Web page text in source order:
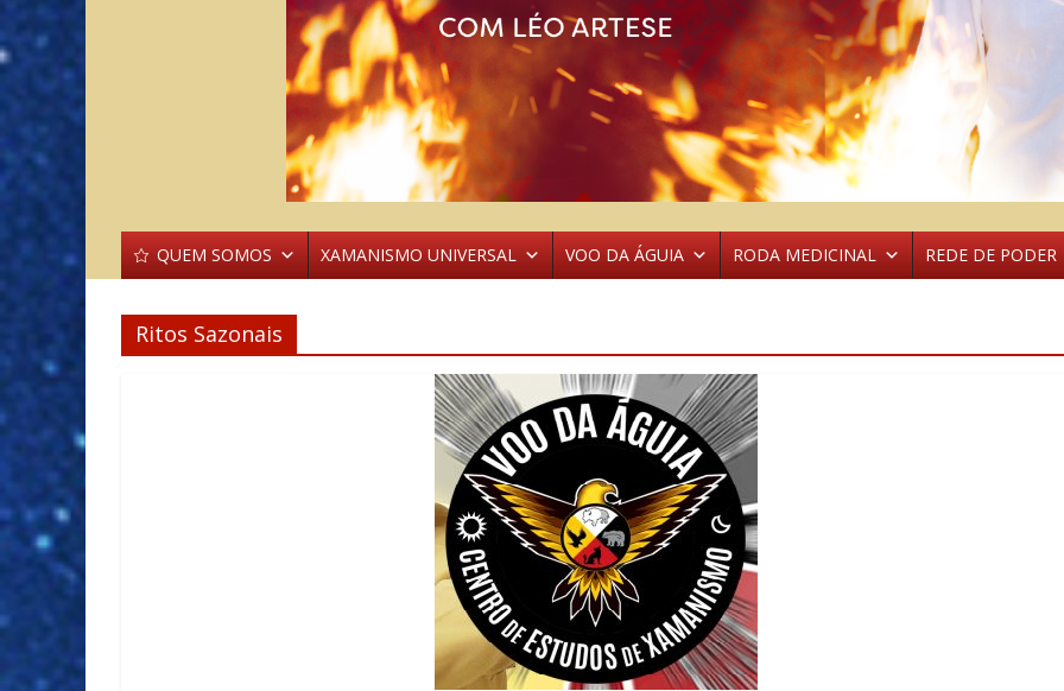
QUEM SOMOS XAMANISMO UNIVERSAL VOO DA ÁGUIA RODA MEDICINAL REDE DE PODER
Ritos Sazonais